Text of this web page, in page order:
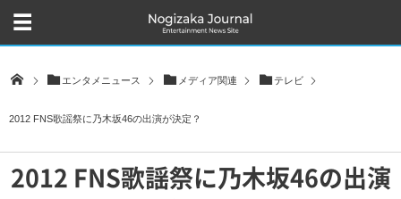
エンタメニュース メディア関連 テレビ
2012 FNS歌謡祭に乃木坂46の出演が決定？
2012 FNS歌謡祭に乃木坂46の出演